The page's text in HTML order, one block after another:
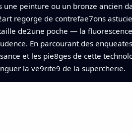
une peinture ou un bronze ancien
regorge de contrefae7ons
de2une poche — la
En parcourant des
et les pie8ges de cette
la ve9rite9 de la supercherie.